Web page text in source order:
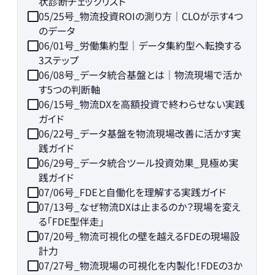
05/25号_物流投資ROIの測り方｜CLOが示す4つ
のデータ
06/01号_労働集約型｜データ集約型へ転換する
3ステップ
06/08号_データ統合基盤とは｜物流現場で活か
す5つの判断軸
06/15号_物流DXを高額投資で終わらせない実践
ガイド
06/22号_データ基盤を物流現場改善に活かす実
践ガイド
06/29号_データ統合ツール投資効果_見極め実
践ガイド
07/06号_FDEと自働化を理解する実践ガイド
07/13号_なぜ物流DXは止まるのか？現場を変え
る「FDE型伴走」
07/20号_物流可視化の壁を越えるFDEの現場設
計力
07/27号_物流現場の可視化を内製化！FDEの3か